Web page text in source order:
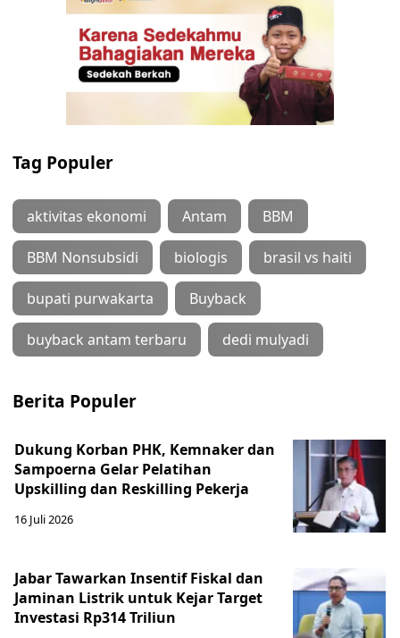
Tag Populer
aktivitas ekonomi Antam BBM
BBM Nonsubsidi biologis brasil vs haiti
bupati purwakarta Buyback
buyback antam terbaru dedi mulyadi
Berita Populer
Dukung Korban PHK, Kemnaker dan
Sampoerna Gelar Pelatihan
Upskilling dan Reskilling Pekerja
16 Juli 2026
Jabar Tawarkan Insentif Fiskal dan
Jaminan Listrik untuk Kejar Target
Investasi Rp314 Triliun